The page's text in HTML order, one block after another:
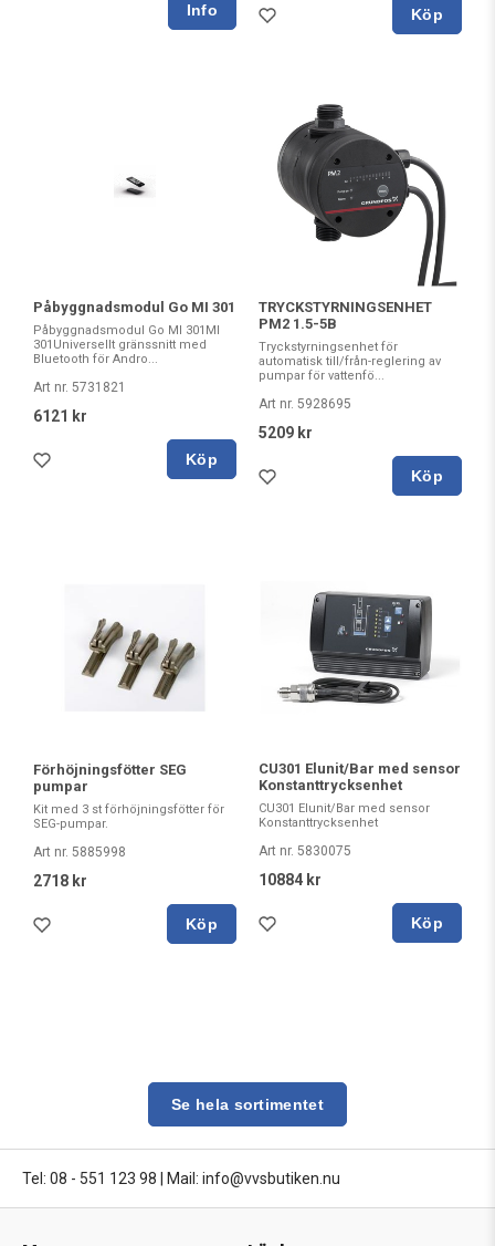
Köp
Påbyggnadsmodul Go MI 301
Påbyggnadsmodul Go MI 301MI
301Universellt gränssnitt med
Bluetooth för Andro...
Art nr. 5731821
6121 kr
Köp
TRYCKSTYRNINGSENHET
PM2 1.5-5B
Tryckstyrningsenhet för
automatisk till/från-reglering av
pumpar för vattenfö...
Art nr. 5928695
5209 kr
Köp
Förhöjningsfötter SEG
pumpar
Kit med 3 st förhöjningsfötter för
SEG-pumpar.
Art nr. 5885998
2718 kr
Köp
CU301 Elunit/Bar med sensor
Konstanttrycksenhet
CU301 Elunit/Bar med sensor
Konstanttrycksenhet
Art nr. 5830075
10884 kr
Köp
Se hela sortimentet
Tel: 08 - 551 123 98 | Mail: info@vvsbutiken.nu